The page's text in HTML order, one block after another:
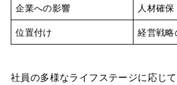
企業への影響
人材確
位置付け
経営戦
社員の多様なライフステージに応じ